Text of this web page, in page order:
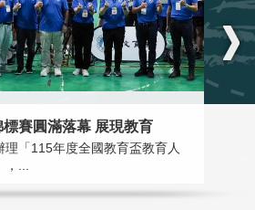
賽圓滿落幕 展現教育
理「115年度全國教育盃教育人
，...